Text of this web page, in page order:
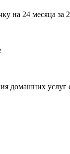
на 24 месяца за
домашних услуг